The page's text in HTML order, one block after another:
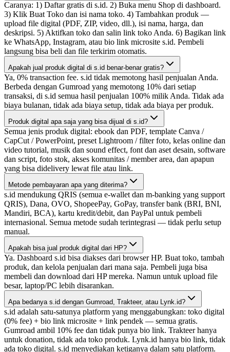
Caranya: 1) Daftar gratis di s.id. 2) Buka menu Shop di dashboard.
3) Klik Buat Toko dan isi nama toko. 4) Tambahkan produk —
upload file digital (PDF, ZIP, video, dll.), isi nama, harga, dan
deskripsi. 5) Aktifkan toko dan salin link toko Anda. 6) Bagikan link
ke WhatsApp, Instagram, atau bio link microsite s.id. Pembeli
langsung bisa beli dan file terkirim otomatis.
Apakah jual produk digital di s.id benar-benar gratis?
Ya, 0% transaction fee. s.id tidak memotong hasil penjualan Anda.
Berbeda dengan Gumroad yang memotong 10% dari setiap
transaksi, di s.id semua hasil penjualan 100% milik Anda. Tidak ada
biaya bulanan, tidak ada biaya setup, tidak ada biaya per produk.
Produk digital apa saja yang bisa dijual di s.id?
Semua jenis produk digital: ebook dan PDF, template Canva /
CapCut / PowerPoint, preset Lightroom / filter foto, kelas online dan
video tutorial, musik dan sound effect, font dan aset desain, software
dan script, foto stok, akses komunitas / member area, dan apapun
yang bisa didelivery lewat file atau link.
Metode pembayaran apa yang diterima?
s.id mendukung QRIS (semua e-wallet dan m-banking yang support
QRIS), Dana, OVO, ShopeePay, GoPay, transfer bank (BRI, BNI,
Mandiri, BCA), kartu kredit/debit, dan PayPal untuk pembeli
internasional. Semua metode sudah terintegrasi — tidak perlu setup
manual.
Apakah bisa jual produk digital dari HP?
Ya. Dashboard s.id bisa diakses dari browser HP. Buat toko, tambah
produk, dan kelola penjualan dari mana saja. Pembeli juga bisa
membeli dan download dari HP mereka. Namun untuk upload file
besar, laptop/PC lebih disarankan.
Apa bedanya s.id dengan Gumroad, Trakteer, atau Lynk.id?
s.id adalah satu-satunya platform yang menggabungkan: toko digital
(0% fee) + bio link microsite + link pendek — semua gratis.
Gumroad ambil 10% fee dan tidak punya bio link. Trakteer hanya
untuk donation, tidak ada toko produk. Lynk.id hanya bio link, tidak
ada toko digital. s.id menyediakan ketiganya dalam satu platform.